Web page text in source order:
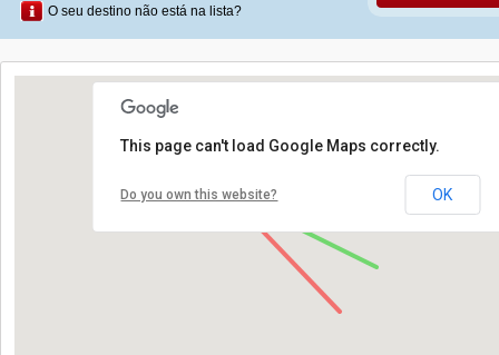
O seu destino não está na lista?
This page can't load Google Maps correctly.
Do you own this website? OK